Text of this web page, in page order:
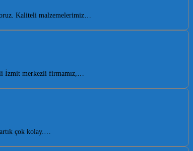
Kaliteli malzemelerimiz…
İzmit merkezli firmamız,…
çok kolay.…